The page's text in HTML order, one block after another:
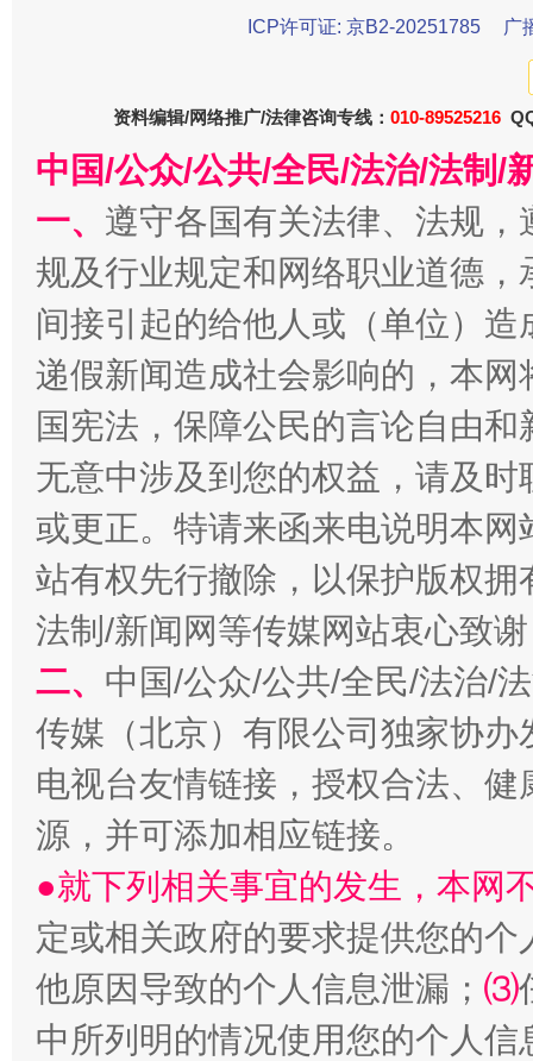
在谋一域中谋全局
今
习近平的博鳌关键词
魏明亮
“刷贴”乱象丛生
生
揭批美国五大"原罪" "炒
ICP许可证: 京B2-20251785
广
资料编辑/网络推广/法律咨询专线： 010-89525216
中国/公众/公共/全民/法治/法制/
一、 遵守各国有关法律、法规
规及行业规定和网络职业道德
间接引起的给他人或（单位）
递假新闻造成社会影响的，本
国宪法，保障公民的言论自由
无意中涉及到您的权益，请及
或更正。特请来函来电说明本
站有权先行撤除，以保护版权
法制/新闻网等传媒网站衷心致
二、 中国/公众/公共/全民/法治/
传媒（北京）有限公司独家协
电视台友情链接，授权合法、
源，并可添加相应链接。
●就下列相关事宜的发生，本网
定或相关政府的要求提供您的个
他原因导致的个人信息泄漏； ⑶
中所列明的情况使用您的个人